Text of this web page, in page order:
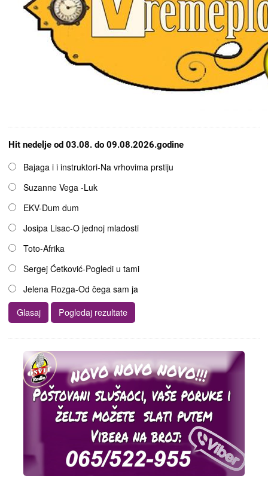
Hit nedelje od 03.08. do 09.08.2026.godine
OpcijeBajaga i i instruktori-Na vrhovima prstiju
Suzanne Vega -Luk
EKV-Dum dum
Josipa Lisac-O jednoj mladosti
Toto-Afrika
Sergej Ćetković-Pogledi u tami
Jelena Rozga-Od čega sam ja